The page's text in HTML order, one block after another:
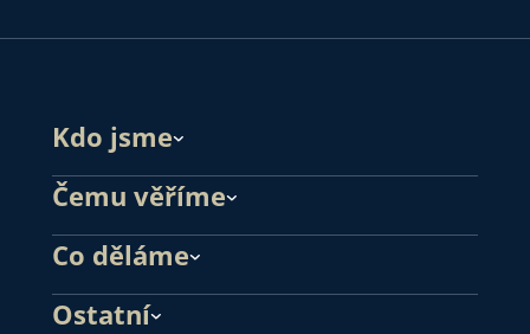
Kdo jsme
Čemu věříme
Co děláme
Ostatní